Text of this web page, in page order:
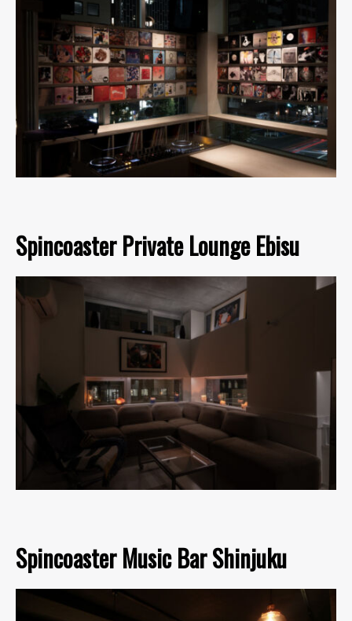
Spincoaster Private Lounge Ebisu
Spincoaster Music Bar Shinjuku